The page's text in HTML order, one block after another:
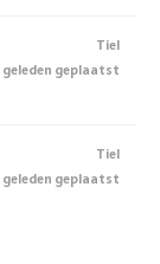
Tiel
geleden geplaatst
Tiel
geleden geplaatst